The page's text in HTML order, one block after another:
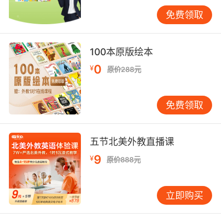
15%的学习时间。
六年级学生正处于青春期前期，个性化认可比物
质奖励更具激励效力。VIPKID推行"成长档案
袋"计划，为每位学生建立包含语音作品、写作片
段的数字档案。教师每月制作专属成长视频，突
出展示学生不为人知的细微进步，如某个元音发
音改善或复杂句型的正确使用。这种针对性反馈
续6个月的个性化激励可使学习持续性提高72%。
社交货币式的奖励设计同样关键。VIPKID设置"班
级英语圈"功能，学生发布的优质作业可获得虚
拟"点赞"，累积一定数量可兑换与外教的专属交
流机会。这种同伴认可的激励方式巧妙利用青少
年社交需求，上海心理学会的研究表明，此类非
免费领取
100本原版绘本
¥0 原价288元
免费领取
五节北美外教直播课
¥9 原价888元
立即购买